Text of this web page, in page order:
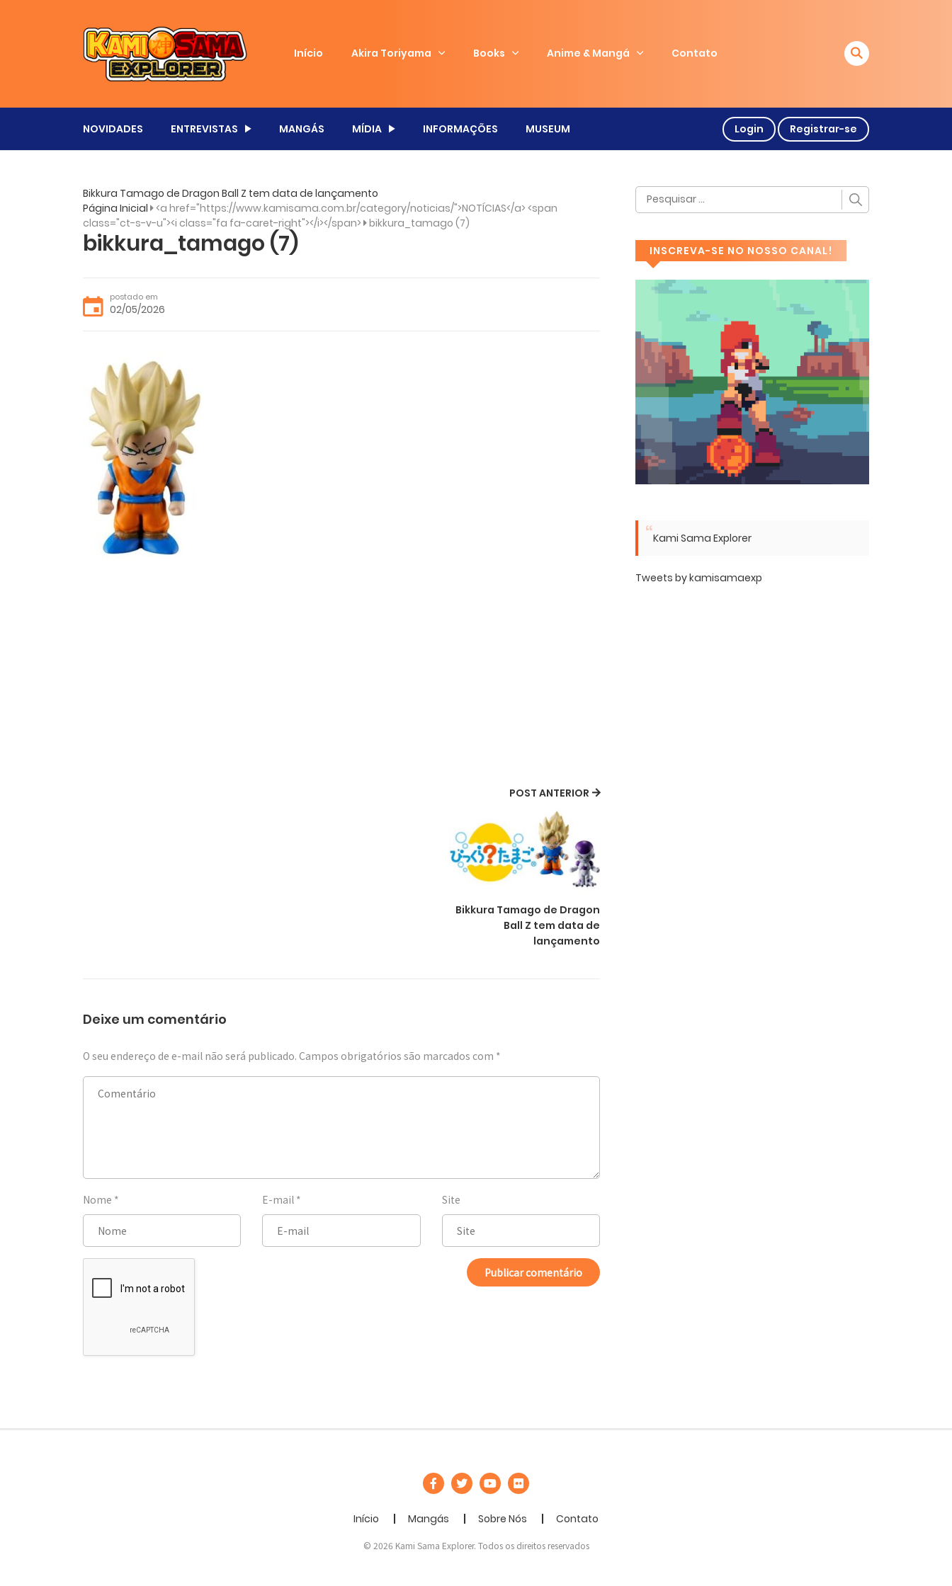
Início Akira Toriyama Books Anime & Mangá Contato
NOVIDADES ENTREVISTAS MANGÁS MÍDIA INFORMAÇÕES MUSEUM Login Registrar-se
Bikkura Tamago de Dragon Ball Z tem data de lançamento
Página Inicial <a href="https://www.kamisama.com.br/category/noticias/">NOTÍCIAS</a> <span
class="ct-s-v-u"><i class="fa fa-caret-right"></i></span> bikkura_tamago (7)
bikkura_tamago (7)
postado em
02/05/2026
POST ANTERIOR
Bikkura Tamago de Dragon
Ball Z tem data de
lançamento
Deixe um comentário
O seu endereço de e-mail não será publicado. Campos obrigatórios são marcados com *
Nome * E-mail * Site
INSCREVA-SE NO NOSSO CANAL!
Kami Sama Explorer
Tweets by kamisamaexp
Início Mangás Sobre Nós Contato
© 2026 Kami Sama Explorer. Todos os direitos reservados